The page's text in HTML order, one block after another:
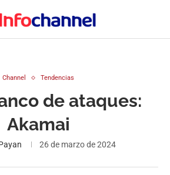
Channel Tendencias
de ataques:
Akamai
26 de marzo de 2024